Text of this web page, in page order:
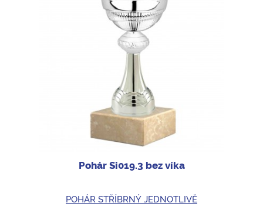
Pohár Si019.3 bez víka
POHÁR STŘÍBRNÝ JEDNOTLIVĚ